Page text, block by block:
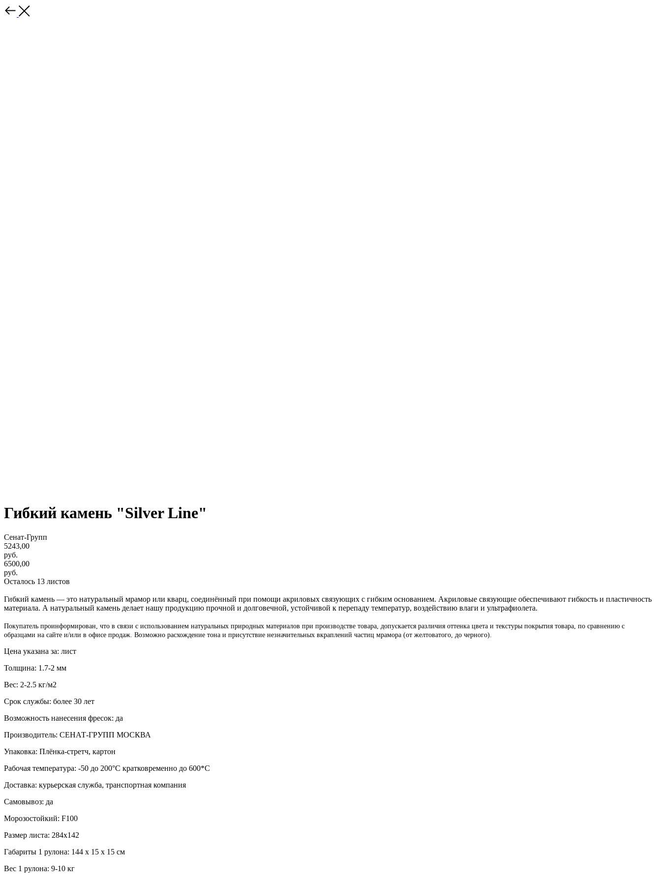
Гибкий камень "Silver Line"
Сенат-Групп
5243,00
руб.
6500,00
руб.
Осталось 13 листов
Гибкий камень — это натуральный мрамор или кварц, соединённый при помощи акриловых связующих с гибким основанием. Акриловые связующие обеспечивают гибкость и пластичность
материала. А натуральный камень делает нашу продукцию прочной и долговечной, устойчивой к перепаду температур, воздействию влаги и ультрафиолета.
Покупатель проинформирован, что в связи с использованием натуральных природных материалов при производстве товара, допускается различия оттенка цвета и текстуры покрытия товара, по сравнению с
образцами на сайте и/или в офисе продаж. Возможно расхождение тона и присутствие незначительных вкраплений частиц мрамора (от желтоватого, до черного).
Цена указана за: лист
Толщина: 1.7-2 мм
Вес: 2-2.5 кг/м2
Срок службы: более 30 лет
Возможность нанесения фресок: да
Производитель: СЕНАТ-ГРУПП МОСКВА
Упаковка: Плёнка-стретч, картон
Рабочая температура: -50 до 200°С кратковременно до 600*С
Доставка: курьерская служба, транспортная компания
Самовывоз: да
Морозостойкий: F100
Размер листа: 284х142
Габариты 1 рулона: 144 х 15 х 15 см
Вес 1 рулона: 9-10 кг